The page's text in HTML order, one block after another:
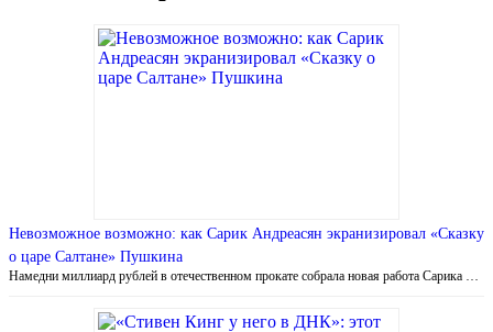
Невозможное возможно: как Сарик Андреасян экранизировал «Сказку
о царе Салтане» Пушкина
Намедни миллиард рублей в отечественном прокате собрала новая работа Сарика …